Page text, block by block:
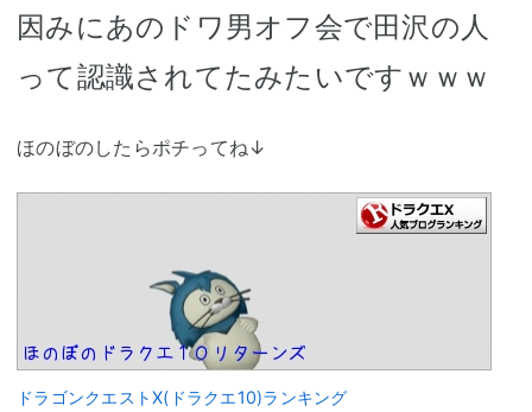
因みにあのドワ男オフ会で田沢の人
って認識されてたみたいですｗｗｗ
ほのぼのしたらポチってね↓
ドラゴンクエストX(ドラクエ10)ランキング